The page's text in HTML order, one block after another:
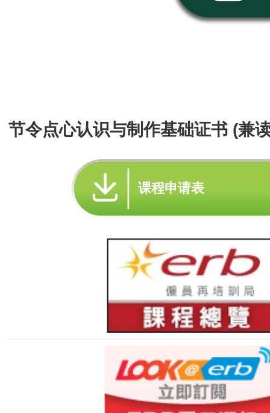
节令点心认识与制作基础证书 (兼
课程申请表